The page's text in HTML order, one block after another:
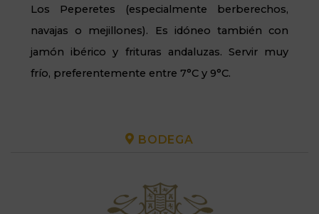
Los Peperetes (especialmente berberechos,
navajas o mejillones). Es idóneo también con
jamón ibérico y frituras andaluzas. Servir muy
frío, preferentemente entre 7°C y 9°C.
BODEGA